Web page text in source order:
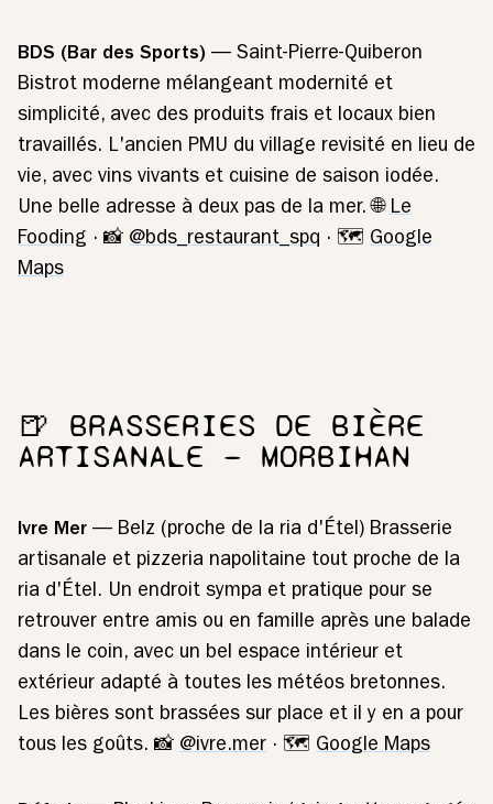
BDS (Bar des Sports) — Saint-Pierre-Quiberon
Bistrot moderne mélangeant modernité et
simplicité, avec des produits frais et locaux bien
travaillés. L'ancien PMU du village revisité en lieu de
vie, avec vins vivants et cuisine de saison iodée.
Une belle adresse à deux pas de la mer. 🌐 Le
Fooding · 📸 @bds_restaurant_spq · 🗺️ Google
Maps
🍺 BRASSERIES DE BIÈRE
ARTISANALE — MORBIHAN
Ivre Mer — Belz (proche de la ria d'Étel) Brasserie
artisanale et pizzeria napolitaine tout proche de la
ria d'Étel. Un endroit sympa et pratique pour se
retrouver entre amis ou en famille après une balade
dans le coin, avec un bel espace intérieur et
extérieur adapté à toutes les météos bretonnes.
Les bières sont brassées sur place et il y en a pour
tous les goûts. 📸 @ivre.mer · 🗺️ Google Maps